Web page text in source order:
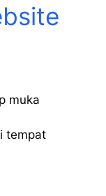
muka
tempat